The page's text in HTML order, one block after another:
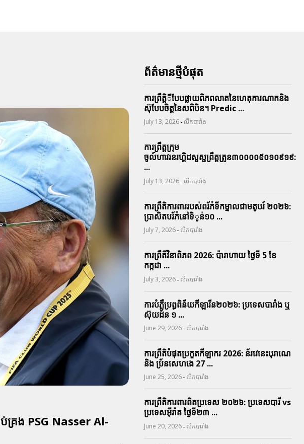
គ្រង PSG Nasser Al-
ព័ត៌មានថ្មីបំផុត
ការព្រឹតិ្តីបែបផ្លាយពិភពលាតនៃហេតុការណាកនិង
ស៊ុបែបចិត្តនៃសពិបិន។ Predic ...
July 13, 2026 - លីកបារាំង
ការព្រឹត្តក្រុម
ចូល៍ហាវរនរហ្គិដសួស្ផព្រឹត្តត្រូន៣០០០០៥០១០៩១៩:
...
July 13, 2026 - លីកបារាំង
ការព្រឹតិការពាររបស់ពរ័ភ៎ទីកម្នាលជាមតូបរ៍ ២០២៦:
ប្រាសិតបរ័ភ៎នៅទិូន់១០ ...
July 7, 2026 - លីកបារាំង
ការព្រឹតិ៍វិនាពិភព 2026: ប៉ារាហាយ ថ្ងៃទី 5 ខែ
កក្កដា ...
July 3, 2026 - លីកបារាំង
ការបំភ្លឺប្រព្ធ​ពិន័យ​កីឡារីន​២០២៦: ប្រទេស​បារាំង​ ឬ​
ស៊ុយដ៍ន​ ១ ...
June 29, 2026 - លីកបារាំង
ការព្រឹតិបំផុតប្រកួតកីឡាករ 2026: ន័រវេនេះបុរាណេ
និង ប្រ័នសេហងេ 27 ...
June 25, 2026 - លីកបារាំង
ការព្រឹតិការពារ​ពិតប្រទេស ២០២៦: ប្រទេសបារី vs
ប្រទេសអ៊ីរ៉ាគ ថ្ងៃទី​២៣ ...
June 20, 2026 - លីកបារាំង